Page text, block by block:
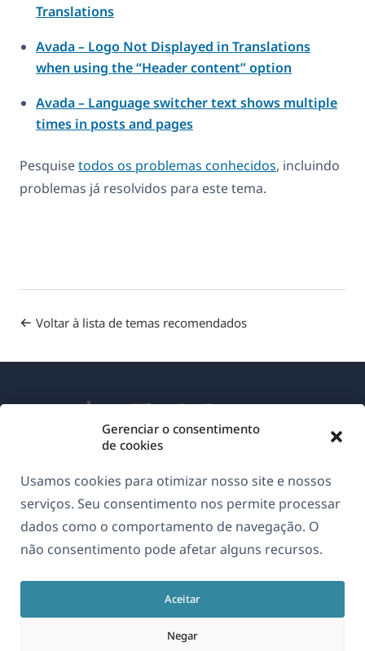
Gerenciar o consentimento
de cookies
Usamos cookies para otimizar nosso site e nossos
serviços. Seu consentimento nos permite processar
dados como o comportamento de navegação. O
não consentimento pode afetar alguns recursos.
Aceitar
Negar
Translations
Avada – Logo Not Displayed in Translations
when using the “Header content” option
Avada – Language switcher text shows multiple
times in posts and pages
Pesquisetodos os problemas conhecidos, incluindo
problemas já resolvidos para este tema.
Voltar à lista de temas recomendados
Português
GDPR & Política de Privacidade
Junte-se à nossa equipe(abre
em
janela)
em
uma
nova
janela)
em
uma
nova
janela)
(abre
em
nova